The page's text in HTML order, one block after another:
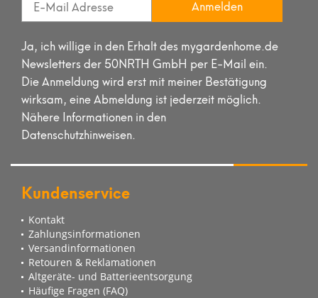
Anmelden
Ja, ich willige in den Erhalt des mygardenhome.de
Newsletters der 50NRTH GmbH per E-Mail ein.
Die Anmeldung wird erst mit meiner Bestätigung
wirksam, eine Abmeldung ist jederzeit möglich.
Nähere Informationen in den
Datenschutzhinweisen.
Kundenservice
Kontakt
Zahlungsinformationen
Versandinformationen
Retouren & Reklamationen
Altgeräte- und Batterieentsorgung
Häufige Fragen (FAQ)